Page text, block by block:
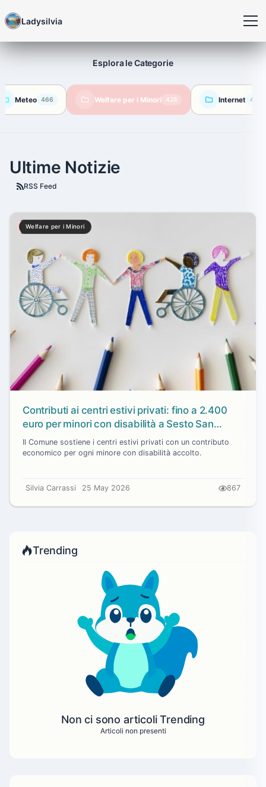
Ladysilvia
Esplora le Categorie
Meteo 466 Welfare per i Minori 428 Internet 422
Ultime Notizie
RSS Feed
Welfare per i Minori
Contributi ai centri estivi privati: fino a 2.400
euro per minori con disabilità a Sesto San
Giovanni
Il Comune sostiene i centri estivi privati con un contributo
economico per ogni minore con disabilità accolto.
Silvia Carrassi 25 May 2026 867
Trending
Non ci sono articoli Trending
Articoli non presenti